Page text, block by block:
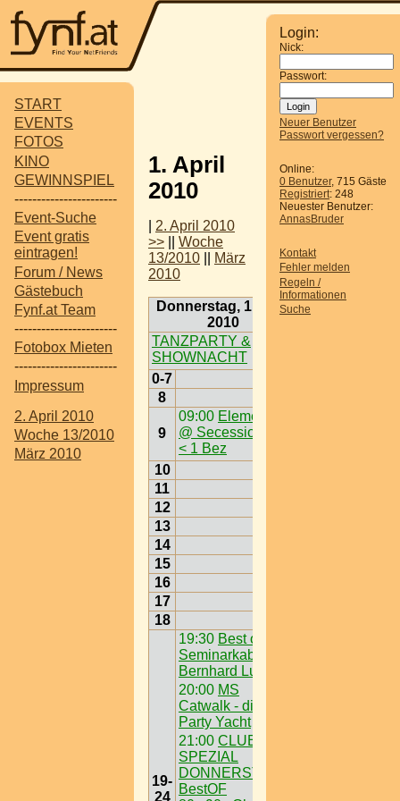
START
EVENTS
FOTOS
KINO
GEWINNSPIEL
-----------------------
Event-Suche
Event gratis
eintragen!
Forum / News
Gästebuch
Fynf.at Team
-----------------------
Fotobox Mieten
-----------------------
Impressum
2. April 2010
Woche 13/2010
März 2010
Login:
Nick:
Passwort:
Neuer Benutzer
Passwort vergessen?
Online:
0 Benutzer, 715 Gäste
Registriert: 248
Neuester Benutzer:
AnnasBruder
Kontakt
Fehler melden
Regeln /
Informationen
Suche
1. April
2010
2. April 2010
>>
Woche
13/2010
März
2010
Donnerstag, 1. April
2010
TANZPARTY &
SHOWNACHT
0-7
8
9
09:00 Element6
@ Secession > W
< 1 Bez
10
11
12
13
14
15
16
17
18
19-
24
19:30 Best of
Seminarkabarett"
Bernhard Ludwig
20:00 MS
Catwalk - die Ö3
Party Yacht
21:00 CLUB4
SPEZIAL
DONNERSTAG -
BestOF